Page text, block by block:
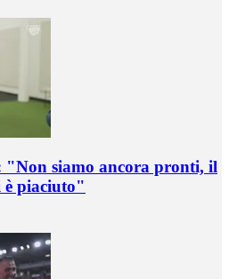
"Non siamo ancora pronti, il
è piaciuto"